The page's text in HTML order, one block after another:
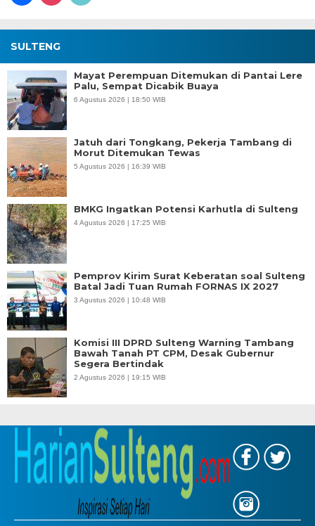
SULTENG
Mayat Perempuan Ditemukan di Pantai Lere
Palu, Sempat Dicabik Buaya
6 Agustus 2026 | 18:50 WIB
Jatuh dari Tongkang, Pekerja Tambang di
Morut Ditemukan Tewas
5 Agustus 2026 | 16:39 WIB
BMKG Ingatkan Potensi Karhutla di Sulteng
4 Agustus 2026 | 17:25 WIB
Pemprov Kirim Surat Keberatan soal Sulteng
Batal Jadi Tuan Rumah FORNAS IX 2027
3 Agustus 2026 | 10:48 WIB
Komisi III DPRD Sulteng Warning Tambang
Bawah Tanah PT CPM, Desak Gubernur
Segera Bertindak
2 Agustus 2026 | 19:15 WIB